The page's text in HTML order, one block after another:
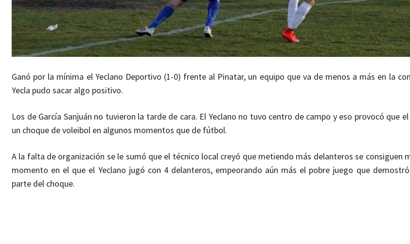
Ganó por la mínima el Yeclano Deportivo (1-0) frente al Pinatar, un equipo que va de menos a más en la
Yecla pudo sacar algo positivo.
Los de García Sanjuán no tuvieron la tarde de cara. El Yeclano no tuvo centro de campo y eso provocó que
un choque de voleibol en algunos momentos que de fútbol.
A la falta de organización se le sumó que el técnico local creyó que metiendo más delanteros se consiguen
momento en el que el Yeclano jugó con 4 delanteros, empeorando aún más el pobre juego que
parte del choque.